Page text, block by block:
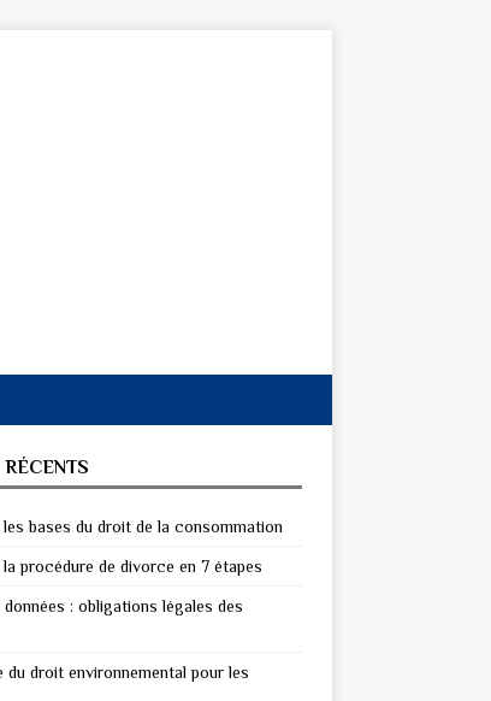
bases du droit de la consommation
procédure de divorce en 7 étapes
: obligations légales des
du droit environnemental pour les